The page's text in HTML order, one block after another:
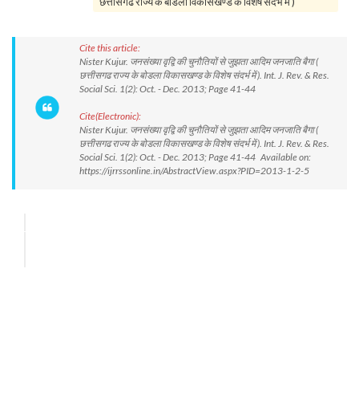
Cite this article:
Nister Kujur. जनसंख्या वृद्वि की चुनौतियों से जुझता आदिम जनजाति बैगा (
छत्तीसगढ राज्य के बोडला विकासखण्ड के विशेष संदर्भ में ). Int. J. Rev. & Res.
Social Sci. 1(2): Oct. - Dec. 2013; Page 41-44
Cite(Electronic):
Nister Kujur. जनसंख्या वृद्वि की चुनौतियों से जुझता आदिम जनजाति बैगा (
छत्तीसगढ राज्य के बोडला विकासखण्ड के विशेष संदर्भ में ). Int. J. Rev. & Res.
Social Sci. 1(2): Oct. - Dec. 2013; Page 41-44 Available on:
https://ijrrssonline.in/AbstractView.aspx?PID=2013-1-2-5